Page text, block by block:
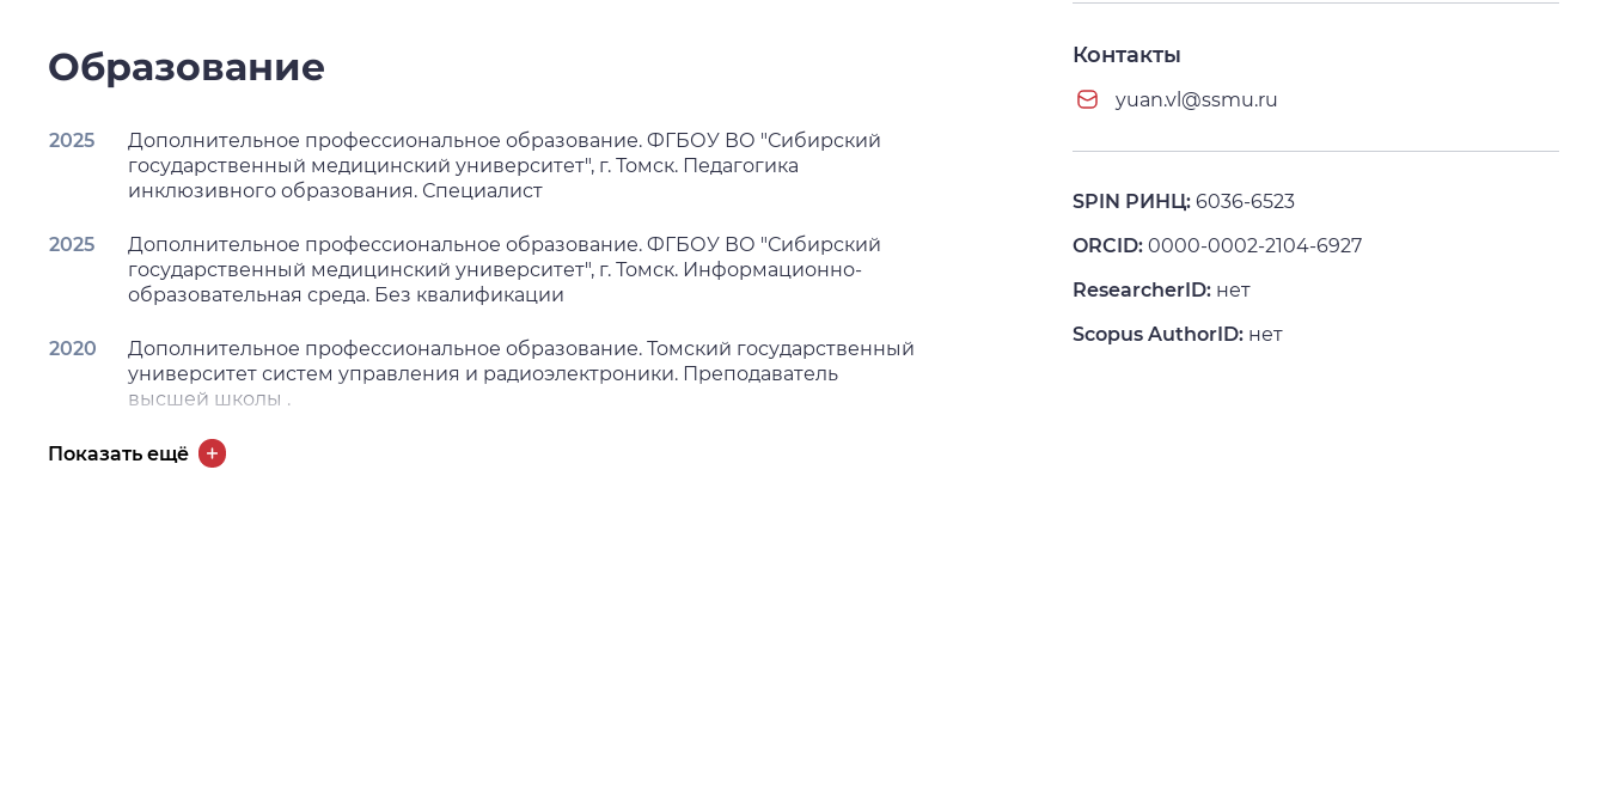
Образование
2025
Дополнительное профессиональное образование. ФГБОУ ВО "Сибирский
государственный медицинский университет", г. Томск. Педагогика
инклюзивного образования. Специалист
2025
Дополнительное профессиональное образование. ФГБОУ ВО "Сибирский
государственный медицинский университет", г. Томск. Информационно-
образовательная среда. Без квалификации
2020
Дополнительное профессиональное образование. Томский государственный
университет систем управления и радиоэлектроники. Преподаватель
высшей школы .
2018
Высшее образование - специалитет, магистратура. ФГАОУ ВО "Национальный
Показать ещё
Контакты
yuan.vl@ssmu.ru
SPIN РИНЦ:6036-6523
ORCID:0000-0002-2104-6927
ResearcherID: нет
Scopus AuthorID: нет